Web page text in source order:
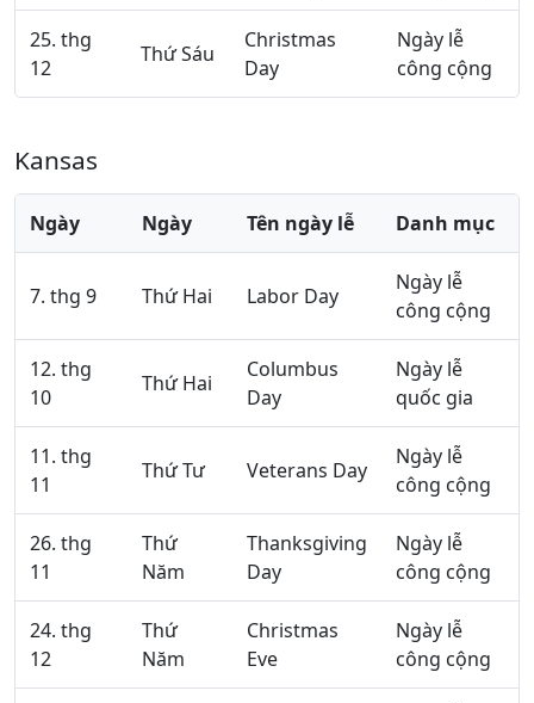
25. thg
12
Thứ Sáu
Christmas
Day
Ngày lễ
công cộng
Kansas
Ngày Ngày Tên ngày lễ Danh mục
7. thg 9 Thứ Hai Labor Day
Ngày lễ
công cộng
12. thg
10
Thứ Hai
Columbus
Day
Ngày lễ
quốc gia
11. thg
11
Thứ Tư Veterans Day
Ngày lễ
công cộng
26. thg
11
Thứ
Năm
Thanksgiving
Day
Ngày lễ
công cộng
24. thg
12
Thứ
Năm
Christmas
Eve
Ngày lễ
công cộng